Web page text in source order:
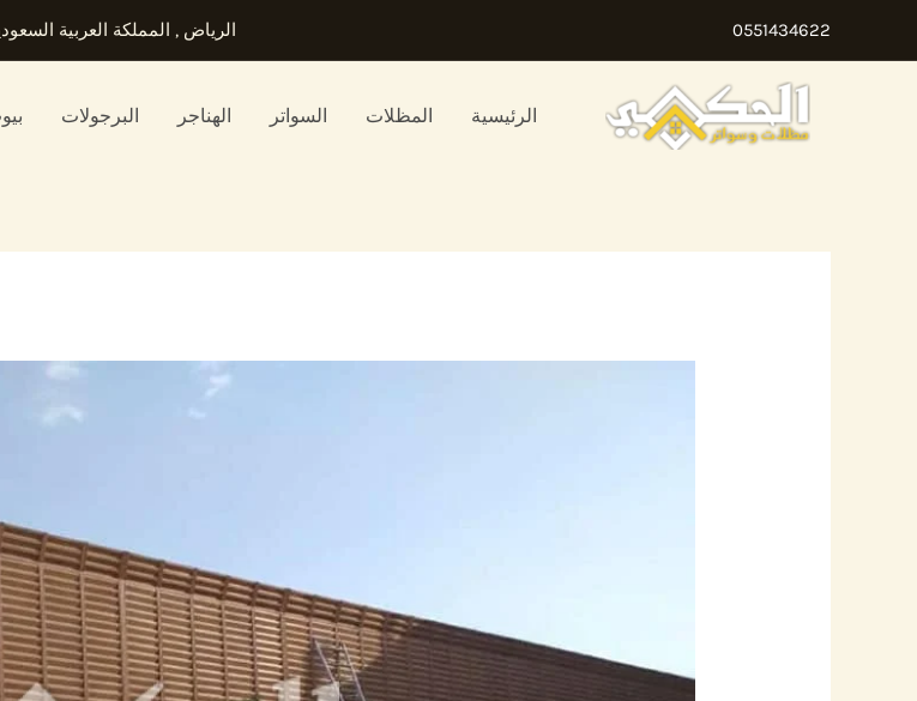
إلى
0551434622 الرياض , المملكة العربية
الرئيسية المظلات السواتر الهناجر البرجولات